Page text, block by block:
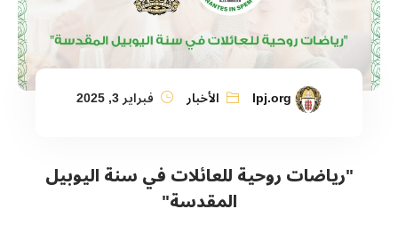
lpj.org الأخبار فبراير 3, 2025
"رياضات روحية للعائلات في سنة اليوبيل
المقدسة"